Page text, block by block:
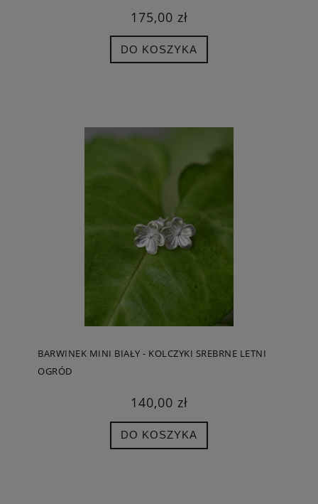
175,00 zł
DO KOSZYKA
BARWINEK MINI BIAŁY - KOLCZYKI SREBRNE LETNI
OGRÓD
140,00 zł
DO KOSZYKA